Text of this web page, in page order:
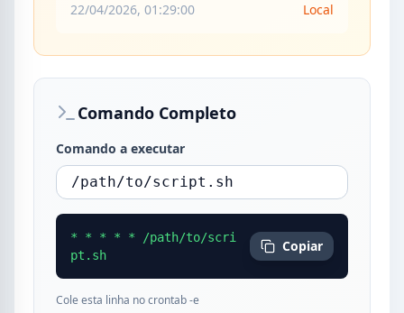
22/04/2026, 01:29:00
Local
Comando Completo
Comando a executar
* * * * * /path/to/scri
pt.sh
Copiar
Cole esta linha no crontab -e